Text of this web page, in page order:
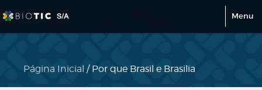
Menu
Página Inicial / Por que Brasil e Brasilia